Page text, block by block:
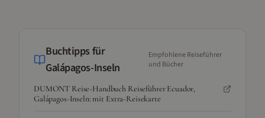
Buchtipps für
Galápagos-Inseln
Empfohlene Reiseführer
und Bücher
DUMONT Reise-Handbuch Reiseführer Ecuador,
Galápagos-Inseln: mit Extra-Reisekarte